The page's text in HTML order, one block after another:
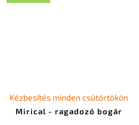
Mirical - ragadozó bogár
Kézbesítés minden csütörtökön